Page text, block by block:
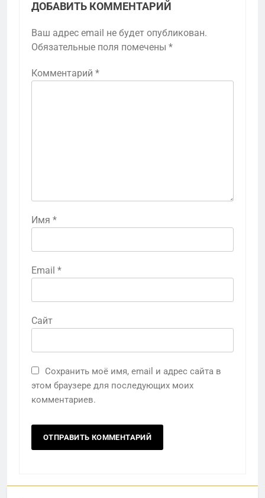
ДОБАВИТЬ КОММЕНТАРИЙ
Ваш адрес email не будет опубликован.
Обязательные поля помечены *
Комментарий *
Имя *
Email *
Сайт
Сохранить моё имя, email и адрес сайта в
этом браузере для последующих моих
комментариев.